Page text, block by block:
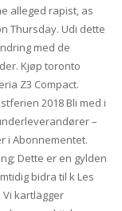
alleged rapist, as
Thursday. Udi dette
med de
Kjøp toronto
Z3 Compact.
2018 Bli med i
–
i Abonnementet.
Dette er en gylden
bidra til k Les
kartlägger